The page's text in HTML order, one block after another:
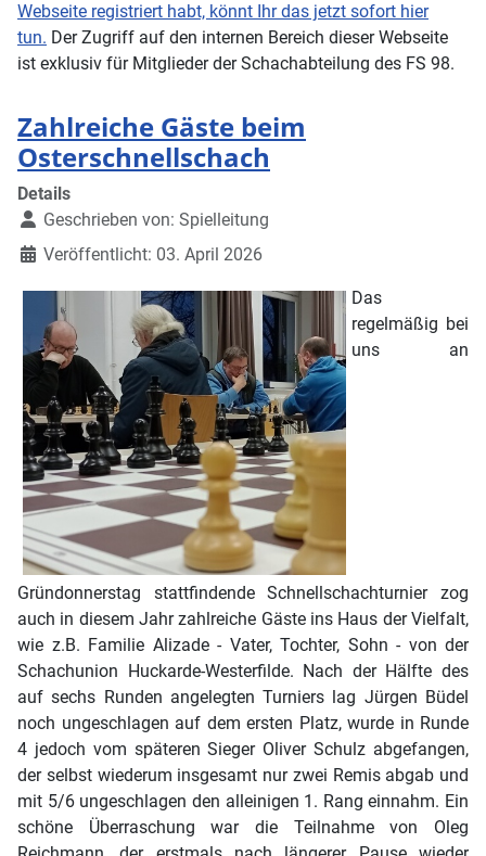
Webseite registriert habt, könnt Ihr das jetzt sofort hier
tun. Der Zugriff auf den internen Bereich dieser Webseite
ist exklusiv für Mitglieder der Schachabteilung des FS 98.
Zahlreiche Gäste beim
Osterschnellschach
Details
Geschrieben von: Spielleitung
Veröffentlicht: 03. April 2026
Das
regelmäßig bei
uns an
Gründonnerstag stattfindende Schnellschachturnier zog
auch in diesem Jahr zahlreiche Gäste ins Haus der Vielfalt,
wie z.B. Familie Alizade - Vater, Tochter, Sohn - von der
Schachunion Huckarde-Westerfilde. Nach der Hälfte des
auf sechs Runden angelegten Turniers lag Jürgen Büdel
noch ungeschlagen auf dem ersten Platz, wurde in Runde
4 jedoch vom späteren Sieger Oliver Schulz abgefangen,
der selbst wiederum insgesamt nur zwei Remis abgab und
mit 5/6 ungeschlagen den alleinigen 1. Rang einnahm. Ein
schöne Überraschung war die Teilnahme von Oleg